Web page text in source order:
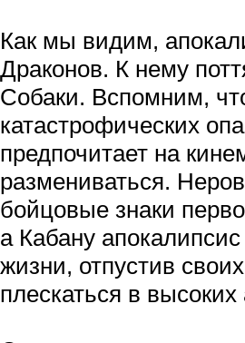
Как мы видим,
Драконов. К нему
Собаки. Вспомним,
катастрофических
предпочитает на
размениваться.
бойцовые знаки
а Кабану
жизни, отпустив
плескаться в